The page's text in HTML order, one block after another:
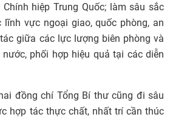
hiệp Trung Quốc; làm sâu sắc
vực ngoại giao, quốc phòng, an
giữa các lực lượng biên phòng và
phối hợp hiệu quả tại các diễn
đồng chí Tổng Bí thư cũng đi sâu
hợp tác thực chất, nhất trí cần thúc